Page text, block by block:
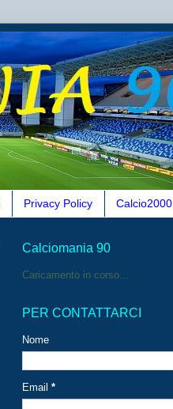
Privacy Policy Calcio2000
Calciomania 90
Caricamento in corso...
PER CONTATTARCI
Nome
Email *